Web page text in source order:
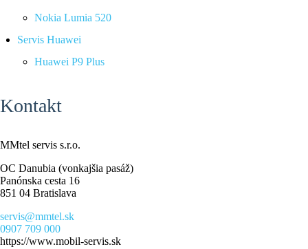
Nokia Lumia 520
Servis Huawei
Huawei P9 Plus
Kontakt
MMtel servis s.r.o.
OC Danubia (vonkajšia pasáž)
Panónska cesta 16
851 04 Bratislava
servis@mmtel.sk
0907 709 000
https://www.mobil-servis.sk